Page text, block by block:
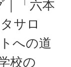
「六本
サロ
への道
校の